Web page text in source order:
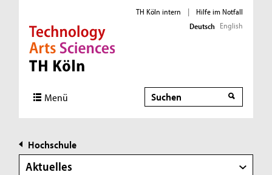
Direkt zur Hauptnavigation
Direkt zur Subnavigation
Direkt zum Inhalt
Direkt zum Fußbereich
TH Köln intern |
Hilfe im Notfall
Deutsch English
Menü Suche
Hochschule
Aktuelles